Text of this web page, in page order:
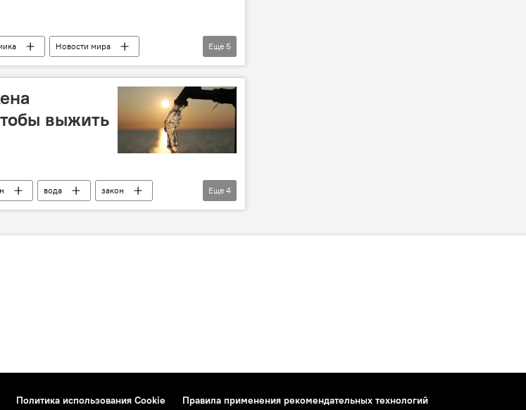
Новости мира
Углеводороды
Еще 5
выжить
вода
закон
канализационная система
Еще 4
Политика использования Cookie Правила применения рекомендательных технологий